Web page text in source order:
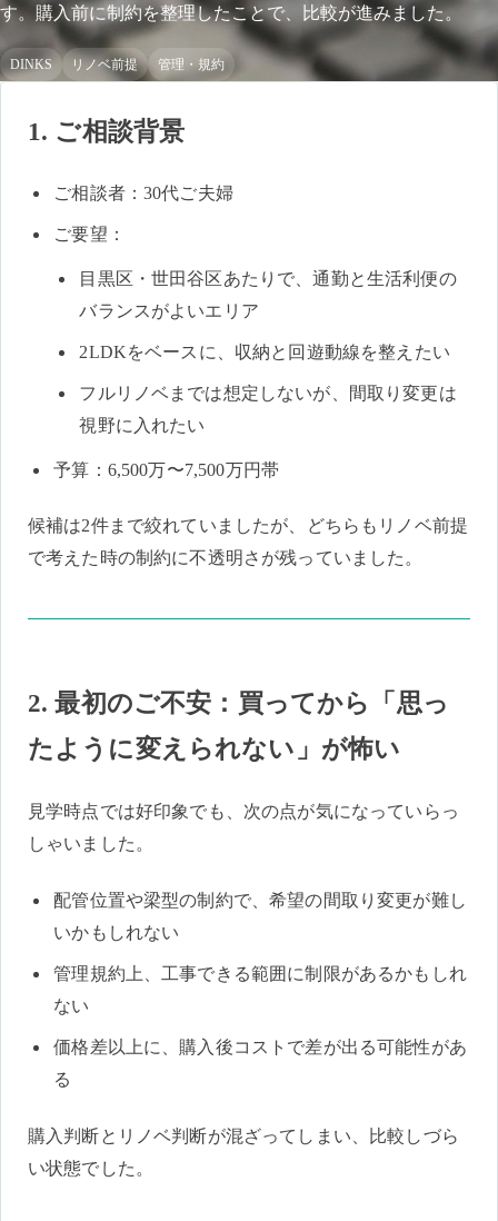
す。購入前に制約を整理したことで、比較が進みました。
DINKS リノベ前提 管理・規約
1. ご相談背景
ご相談者：30代ご夫婦
ご要望：
目黒区・世田谷区あたりで、通勤と生活利便の
バランスがよいエリア
2LDKをベースに、収納と回遊動線を整えたい
フルリノベまでは想定しないが、間取り変更は
視野に入れたい
予算：6,500万〜7,500万円帯
候補は2件まで絞れていましたが、どちらもリノベ前提
で考えた時の制約に不透明さが残っていました。
2. 最初のご不安：買ってから「思っ
たように変えられない」が怖い
見学時点では好印象でも、次の点が気になっていらっ
しゃいました。
配管位置や梁型の制約で、希望の間取り変更が難し
いかもしれない
管理規約上、工事できる範囲に制限があるかもしれ
ない
価格差以上に、購入後コストで差が出る可能性があ
る
購入判断とリノベ判断が混ざってしまい、比較しづら
い状態でした。